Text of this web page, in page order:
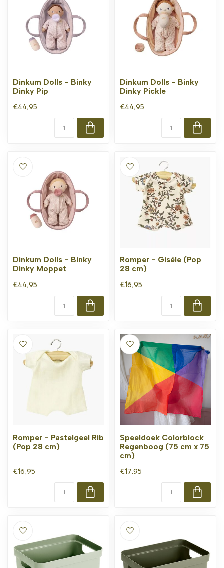
Dinkum Dolls - Binky
Dinky Pip
€44,95
Dinkum Dolls - Binky
Dinky Pickle
€44,95
Dinkum Dolls - Binky
Dinky Moppet
€44,95
Romper - Gisèle (Pop
28 cm)
€16,95
Romper - Pastelgeel Rib
(Pop 28 cm)
€16,95
Speeldoek Colorblock
Regenboog (75 cm x 75
cm)
€17,95